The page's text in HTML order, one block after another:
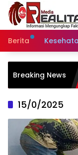
Langsung
konten
Berita
Breaking News
Raya
dalam
Kabupaten
15/0/2025